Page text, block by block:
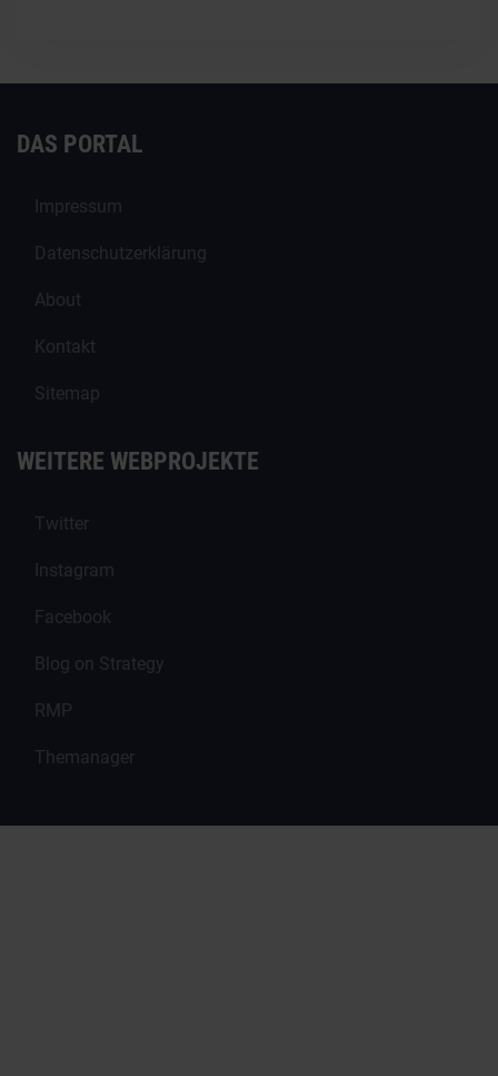
DAS PORTAL
Impressum
Datenschutzerklärung
About
Kontakt
Sitemap
WEITERE WEBPROJEKTE
Twitter
Instagram
Facebook
Blog on Strategy
RMP
Themanager